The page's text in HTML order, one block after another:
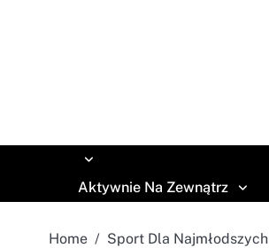
Aktywnie Na Zewnątrz
Home Sport Dla Najmłodszych